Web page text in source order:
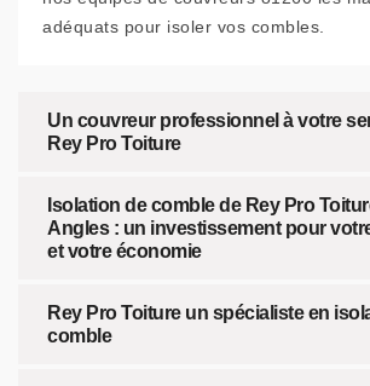
adéquats pour isoler vos combles.
Un couvreur professionnel à votre
Rey Pro Toiture
Isolation de comble de Rey Pro
Angles : un investissement pour
et votre économie
Rey Pro Toiture un spécialiste en
comble